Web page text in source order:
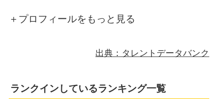
＋プロフィールをもっと見る
出典：タレントデータバンク
ランクインしているランキング一覧